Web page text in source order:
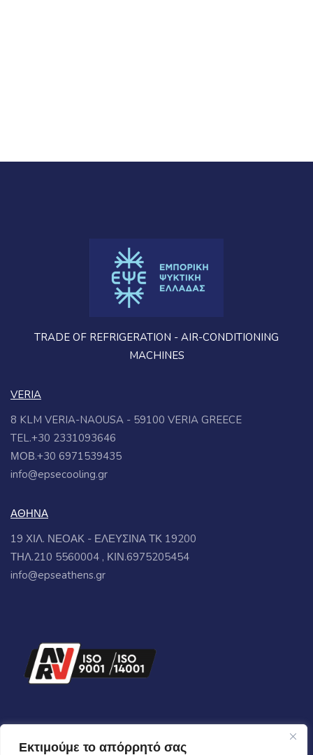
Εκτιμούμε το απόρρητό σας
TRADE OF REFRIGERATION - AIR-CONDITIONING
MACHINES
VERIA
8 KLM VERIA-NAOUSA - 59100 VERIA GREECE
TEL.+30 2331093646
ΜΟΒ.+30 6971539435
info@epsecooling.gr
ΑΘΗΝΑ
19 ΧΙΛ. ΝΕΟΑΚ - ΕΛΕΥΣΙΝΑ ΤΚ 19200
ΤΗΛ.210 5560004 , ΚΙΝ.6975205454
info@epseathens.gr